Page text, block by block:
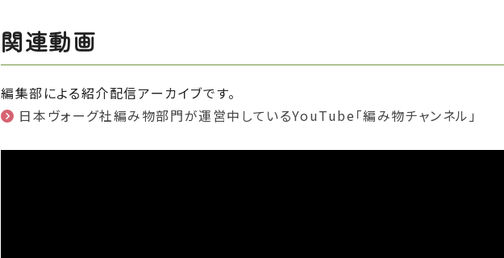
関連動画
編集部による紹介配信アーカイブです。
日本ヴォーグ社編み物部門が運営中しているYouTube「編み物チャンネル」